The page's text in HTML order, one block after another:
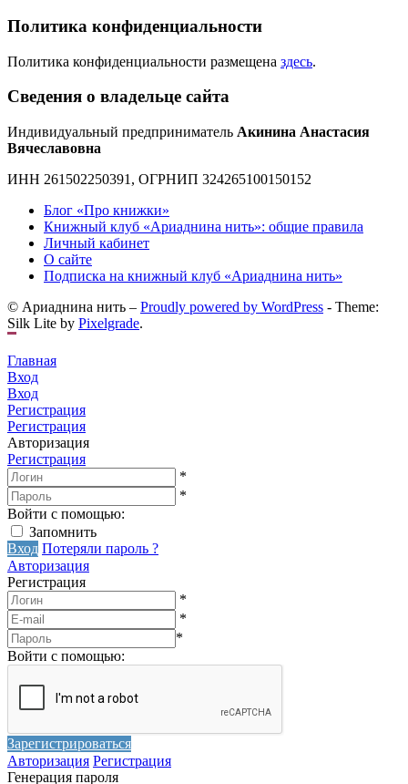
Политика конфиденциальности
Политика конфиденциальности размещена здесь.
Сведения о владельце сайта
Индивидуальный предприниматель Акинина Анастасия
Вячеславовна
ИНН 261502250391, ОГРНИП 324265100150152
Блог «Про книжки»
Книжный клуб «Ариаднина нить»: общие правила
Личный кабинет
О сайте
Подписка на книжный клуб «Ариаднина нить»
© Ариаднина нить – Proudly powered by WordPress - Theme:
Silk Lite by Pixelgrade.
Главная
Вход
Вход
Регистрация
Регистрация
Авторизация
Регистрация
*
*
Войти с помощью:
Запомнить
Вход Потеряли пароль ?
Авторизация
Регистрация
*
*
*
Войти с помощью:
Зарегистрироваться
Авторизация Регистрация
Генерация пароля